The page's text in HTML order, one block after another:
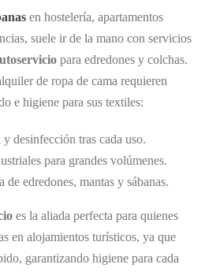
en hostelería, apartamentos
suele ir de la mano con servicios
para edredones y colchas.
de ropa de cama requieren
e higiene para sus textiles:
desinfección tras cada uso.
para grandes volúmenes.
edredones, mantas y sábanas.
es la aliada perfecta para quienes
en alojamientos turísticos, ya que
garantizando higiene para cada